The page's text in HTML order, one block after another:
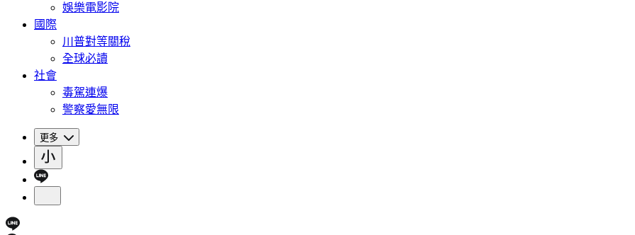
娛樂電影院
國際
川普對等關稅
全球必讀
社會
毒駕連爆
警察愛無限
更多